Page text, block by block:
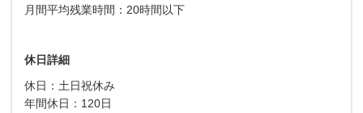
月間平均残業時間：20時間以下
休日詳細
休日：土日祝休み
年間休日：120日